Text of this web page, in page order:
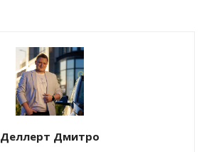
Деллерт Дмитро